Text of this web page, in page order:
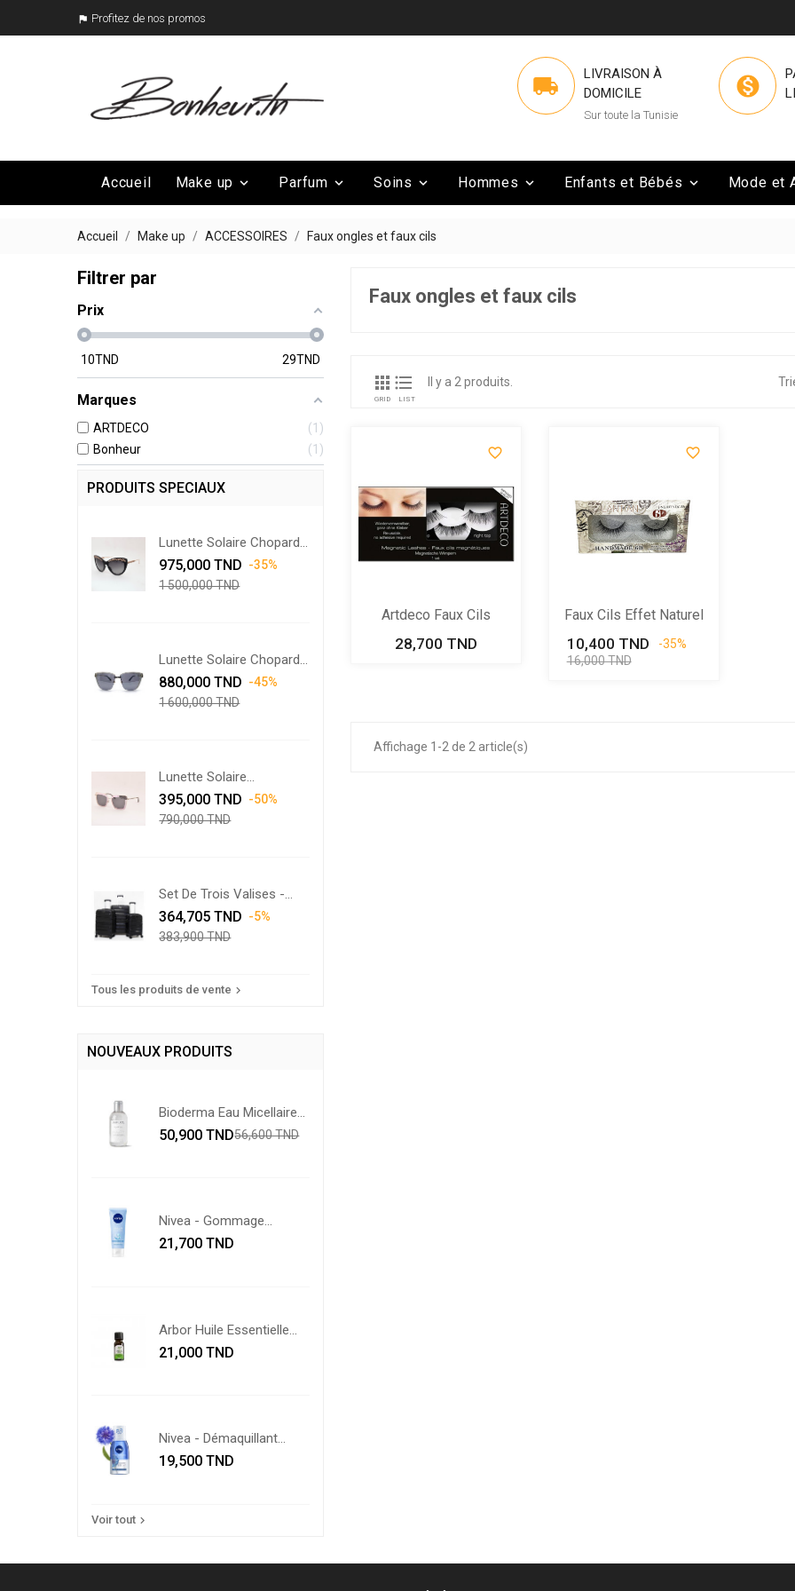
 Profitez de nos promos

LIVRAISON À
DOMICILE
Sur toute la Tunisie

Accueil 
Make up 
Parfum 
Soins 
Hommes 
Enfants et Bébés Mode et
Mega Promo 
Nos marques
Accueil Make up ACCESSOIRES Faux ongles et faux cils
Filtrer par
Prix
10TND 29TND
Marques
ARTDECO
1
Bonheur
1
PRODUITS SPECIAUX
Lunette Solaire Chopard...
Prix
975,000 TND Prix
-35%
1 500,000 TND
Lunette Solaire Chopard...
Prix
880,000 TND Prix
-45%
1 600,000 TND
Lunette Solaire
Swarovski...
Prix
395,000 TND Prix
-50%
790,000 TND
Set De Trois Valises -
Noir
Prix
364,705 TND Prix
-5%
383,900 TND
Tous les produits de vente 
NOUVEAUX PRODUITS
Bioderma Eau Micellaire...
Prix
50,900 TNDPrix
56,600 TND
Nivea - Gommage
Visage...
Prix
21,700 TND
Arbor Huile Essentielle
De...
Prix
21,000 TND
Nivea - Démaquillant
Yeux...
Prix
19,500 TND
Voir tout 
Faux ongles et faux cils

GRID

LIST
Il y a 2 produits.

Artdeco Faux Cils
Magnétiques
Prix
28,700 TND

Faux Cils Effet Naturel
6D
Prix
10,400 TND
Prix
-35%
16,000 TND
Affichage 1-2 de 2 article(s)